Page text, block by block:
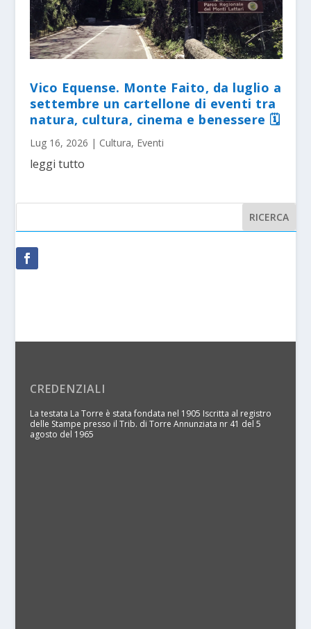
Vico Equense. Monte Faito, da luglio a
settembre un cartellone di eventi tra
natura, cultura, cinema e benessere 🗓
Lug 16, 2026 | Cultura, Eventi
leggi tutto
CREDENZIALI
La testata La Torre è stata fondata nel 1905 Iscritta al registro
delle Stampe presso il Trib. di Torre Annunziata nr 41 del 5
agosto del 1965